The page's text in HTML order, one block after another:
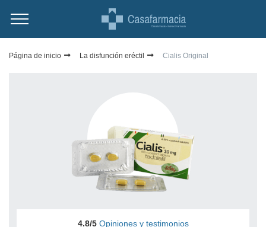
Página de inicio La disfunción eréctil Cialis Original
4.8/5 Opiniones y testimonios